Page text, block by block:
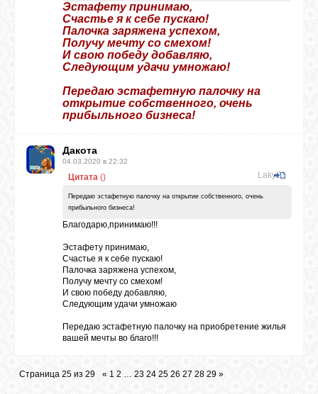
Эстафету принимаю,
Счастье я к себе пускаю!
Палочка заряжена успехом,
Получу мечту со смехом!
И свою победу добавляю,
Следующим удачи умножаю!
Передаю эстафетную палочку на
открытие собственного, очень
прибыльного бизнеса!
Дакота
04.03.2020 в 22:32
Цитата Laky26
()
Передаю эстафетную палочку на открытие собственного, очень
прибыльного бизнеса!
Благодарю,принимаю!!!
Эстафету принимаю,
Счастье я к себе пускаю!
Палочка заряжена успехом,
Получу мечту со смехом!
И свою победу добавляю,
Следующим удачи умножаю
Передаю эстафетную палочку на приобретение жилья
вашей мечты во благо!!!
Страница 25 из 29 « 1 2 … 23 24 25 26 27 28 29 »